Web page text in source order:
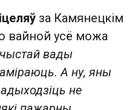
за Камянецкім
вайной усё можа
вады
А ну, яны
не